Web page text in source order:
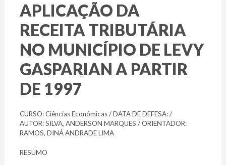
APLICAÇÃO DA
RECEITA TRIBUTÁRIA
NO MUNICÍPIO DE LEVY
GASPARIAN A PARTIR
DE 1997
CURSO: Ciências Econômicas / DATA DE DEFESA: /
AUTOR: SILVA, ANDERSON MARQUES / ORIENTADOR:
RAMOS, DINÁ ANDRADE LIMA
RESUMO